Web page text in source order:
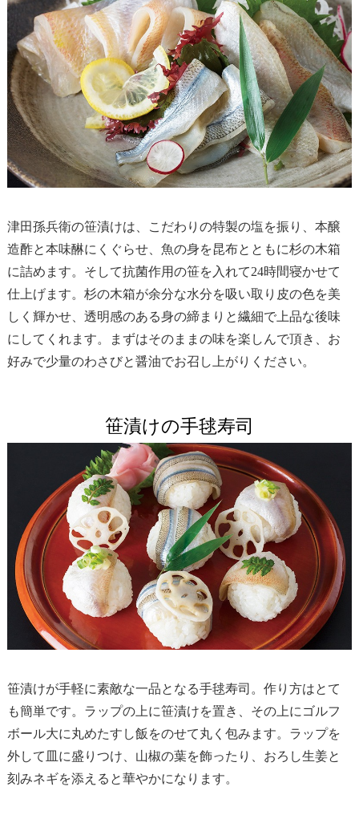
津田孫兵衛の笹漬けは、こだわりの特製の塩を振り、本醸
造酢と本味醂にくぐらせ、魚の身を昆布とともに杉の木箱
に詰めます。そして抗菌作用の笹を入れて24時間寝かせて
仕上げます。杉の木箱が余分な水分を吸い取り皮の色を美
しく輝かせ、透明感のある身の締まりと繊細で上品な後味
にしてくれます。まずはそのままの味を楽しんで頂き、お
好みで少量のわさびと醤油でお召し上がりください。
笹漬けの手毬寿司
笹漬けが手軽に素敵な一品となる手毬寿司。作り方はとて
も簡単です。ラップの上に笹漬けを置き、その上にゴルフ
ボール大に丸めたすし飯をのせて丸く包みます。ラップを
外して皿に盛りつけ、山椒の葉を飾ったり、おろし生姜と
刻みネギを添えると華やかになります。